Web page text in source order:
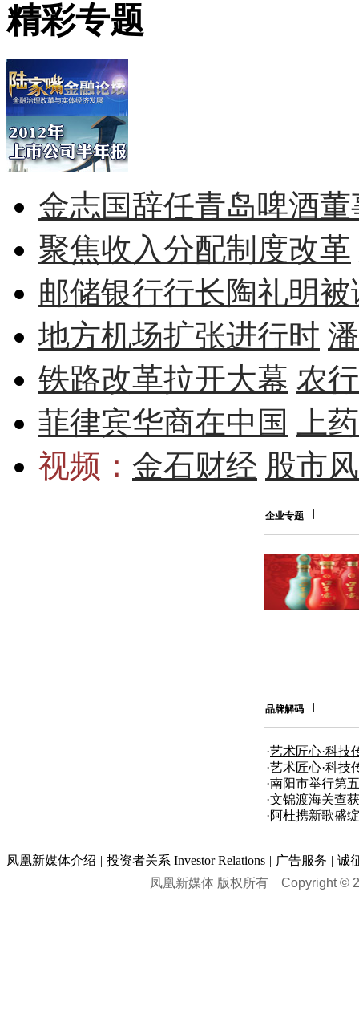
精彩专题
金志国辞任青岛啤酒董
聚焦收入分配制度改革
邮储银行行长陶礼明被
地方机场扩张进行时
铁路改革拉开大幕 农
菲律宾华商在中国
上
视频： 金石财经 股市
企业专题
品牌解码
·艺术匠心·科技
团合作发布
·艺术匠心·科技
团合作发布
·南阳市举行第
奖”颁奖仪式
·文锦渡海关查
·阿杜携新歌盛
凤凰新媒体介绍 | 投资者关系 Investor Relations | 广告服务 | 诚
凤凰新媒体 版权所有 Copyright ©